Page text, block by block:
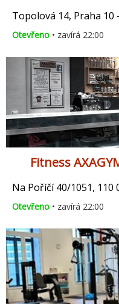
Topolová 14, Praha 10
Otevřeno • zavírá 22:00
Fitness
Na Poříčí 40/1051, 110
Otevřeno • zavírá 22:00